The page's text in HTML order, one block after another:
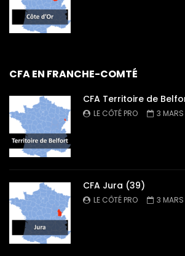
CFA EN FRANCHE-COMTÉ
CFA Territoire de
LE CÔTÉ PRO 3
CFA Jura (39)
LE CÔTÉ PRO 3